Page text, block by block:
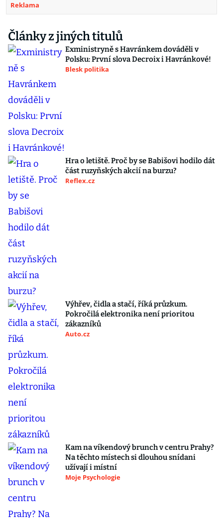
Reklama
Články z jiných titulů
Exministryně s Havránkem dováděli v
Polsku: První slova Decroix i Havránkové!
Blesk politika
Hra o letiště. Proč by se Babišovi hodilo dát
část ruzyňských akcií na burzu?
Reflex.cz
Výhřev, čidla a stačí, říká průzkum.
Pokročilá elektronika není prioritou
zákazníků
Auto.cz
Kam na víkendový brunch v centru Prahy?
Na těchto místech si dlouhou snídani
užívají i místní
Moje Psychologie